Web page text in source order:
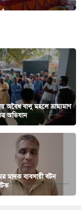
বায়তুশ শরফ
অবৈধ বালু মহলে ভ্রাম্যমাণ
অভিযান
মাদক ব্যবসায়ী বটন